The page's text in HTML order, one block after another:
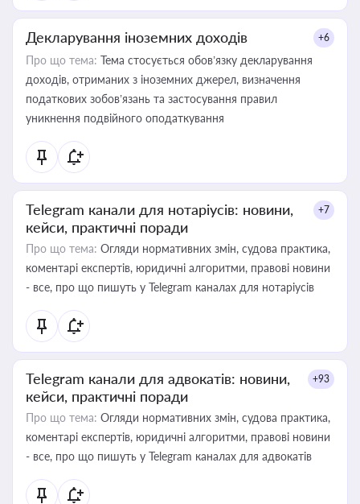
Декларування іноземних доходів +6
Про що тема: Тема стосується обов’язку декларування
доходів, отриманих з іноземних джерел, визначення
податкових зобов’язань та застосування правил
уникнення подвійного оподаткування
Telegram канали для нотаріусів: новини,
кейси, практичні поради
+7
Про що тема: Огляди нормативних змін, судова практика,
коментарі експертів, юридичні алгоритми, правові новини
- все, про що пишуть у Telegram каналах для нотаріусів
Telegram канали для адвокатів: новини,
кейси, практичні поради
+93
Про що тема: Огляди нормативних змін, судова практика,
коментарі експертів, юридичні алгоритми, правові новини
- все, про що пишуть у Telegram каналах для адвокатів